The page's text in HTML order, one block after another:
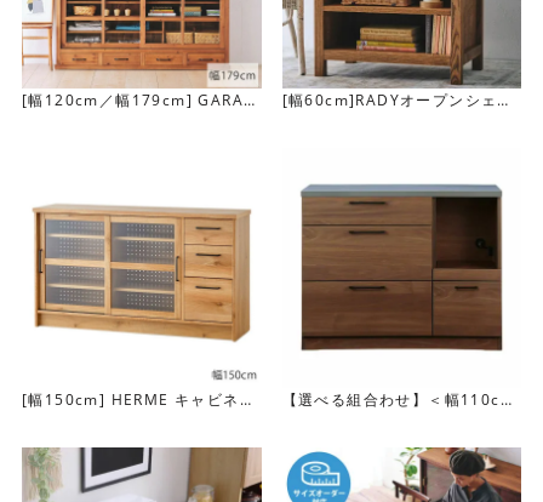
横幅がある引き出しにはカトラリーや細々したものを収納
できます。
[幅120cm／幅179cm] GARAK
[幅60cm]RADYオープンシェル
[幅150cm] HERME キャビネッ
【選べる組合わせ】＜幅110cm